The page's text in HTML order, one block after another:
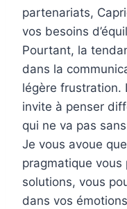
partenariats,
vos besoins
Pourtant, la
dans la
légère frustration.
invite à penser
qui ne va pas
Je vous avoue
pragmatique
solutions, vous
dans vos